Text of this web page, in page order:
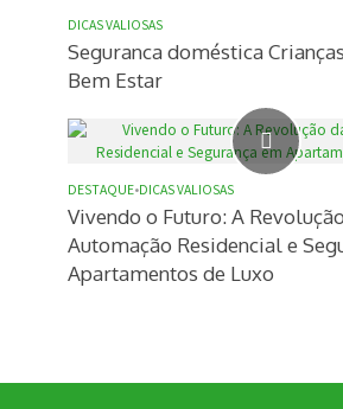
DICAS VALIOSAS
Seguranca doméstica
Bem Estar
DESTAQUE•DICAS VALIOSAS
Vivendo o Futuro: A
Automação Residencial e
Apartamentos de Luxo